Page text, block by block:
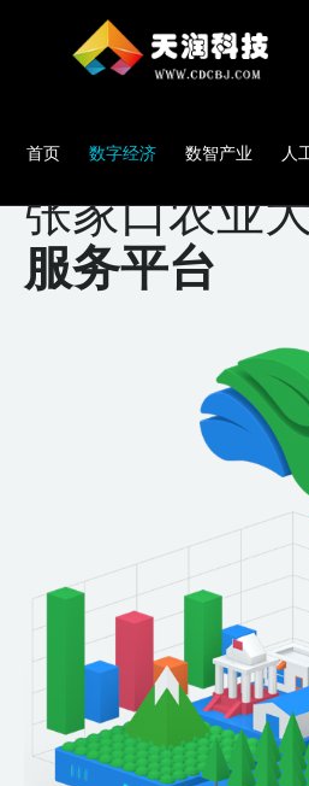
首页 数字经济 数智产业 人
张家口农业
服务平台